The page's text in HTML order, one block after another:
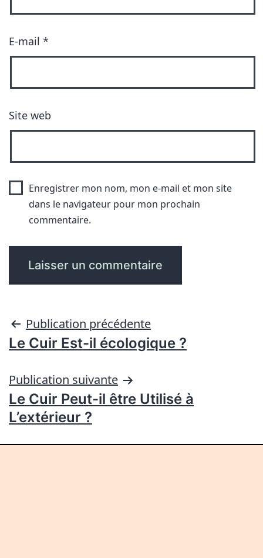
E-mail *
Site web
Enregistrer mon nom, mon e-mail et mon site
dans le navigateur pour mon prochain
commentaire.
Publication précédente
Le Cuir Est-il écologique ?
Publication suivante
Le Cuir Peut-il être Utilisé à
L’extérieur ?